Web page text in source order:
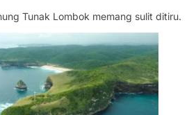
Tunak Lombok memang sulit ditiru.